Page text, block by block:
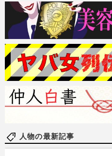
人物の最新記事